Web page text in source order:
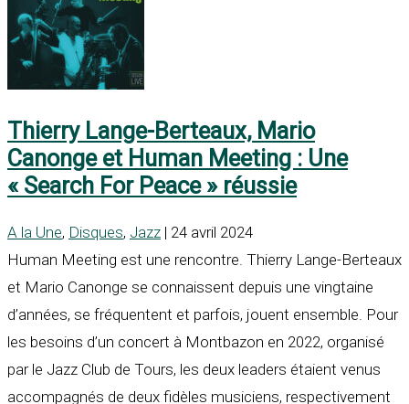
Thierry Lange-Berteaux, Mario
Canonge et Human Meeting : Une
« Search For Peace » réussie
A la Une, Disques, Jazz | 24 avril 2024
Human Meeting est une rencontre. Thierry Lange-Berteaux
et Mario Canonge se connaissent depuis une vingtaine
d’années, se fréquentent et parfois, jouent ensemble. Pour
les besoins d’un concert à Montbazon en 2022, organisé
par le Jazz Club de Tours, les deux leaders étaient venus
accompagnés de deux fidèles musiciens, respectivement